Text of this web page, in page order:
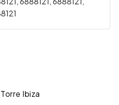
Ibiza